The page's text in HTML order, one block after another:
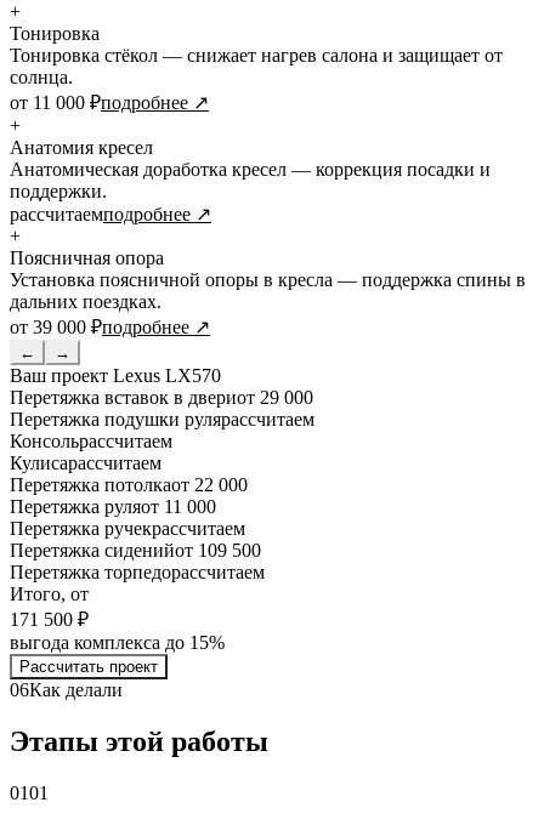
+
Тонировка
Тонировка стёкол — снижает нагрев салона и защищает от
солнца.
от 11 000 ₽подробнее ↗
+
Анатомия кресел
Анатомическая доработка кресел — коррекция посадки и
поддержки.
рассчитаемподробнее ↗
+
Поясничная опора
Установка поясничной опоры в кресла — поддержка спины в
дальних поездках.
от 39 000 ₽подробнее ↗
← →
Ваш проект Lexus LX570
Перетяжка вставок в двериот 29 000
Перетяжка подушки рулярассчитаем
Консольрассчитаем
Кулисарассчитаем
Перетяжка потолкаот 22 000
Перетяжка руляот 11 000
Перетяжка ручекрассчитаем
Перетяжка сиденийот 109 500
Перетяжка торпедорассчитаем
Итого, от
171 500 ₽
выгода комплекса до 15%
Рассчитать проект
06Как делали
Этапы этой работы
0101